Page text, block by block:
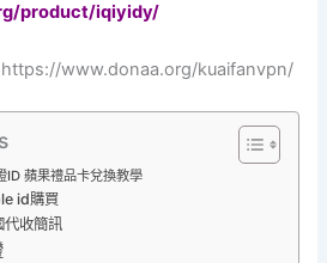
product/iqiyidy/
https://www.donaa.org/kuaifanvpn/
ID 蘋果禮品卡兌換教學
id購買
代收簡訊